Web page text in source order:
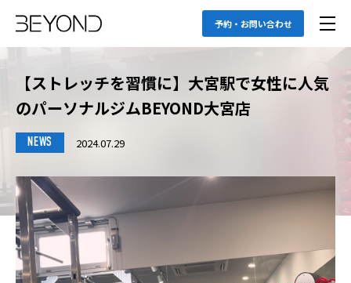
予約・お問い合わせ
【ストレッチを習慣に】大宮駅で女性に人気
のパーソナルジムBEYOND大宮店
NEWS 2024.07.29